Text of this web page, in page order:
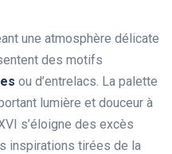
une atmosphère délicate
des motifs
ou d’entrelacs. La palette
lumière et douceur à
s’éloigne des excès
inspirations tirées de la